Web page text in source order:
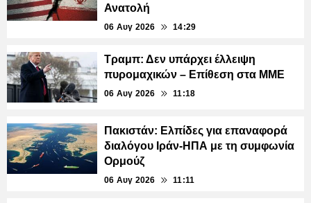
Ανατολή
06 Αυγ 2026 14:29
Τραμπ: Δεν υπάρχει έλλειψη
πυρομαχικών – Επίθεση στα ΜΜΕ
06 Αυγ 2026 11:18
Πακιστάν: Ελπίδες για επαναφορά
διαλόγου Ιράν-ΗΠΑ με τη συμφωνία
Ορμούζ
06 Αυγ 2026 11:11